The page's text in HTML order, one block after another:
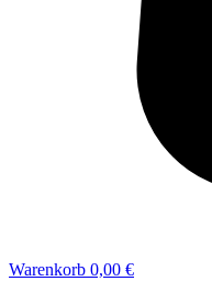
Warenkorb 0,00 €